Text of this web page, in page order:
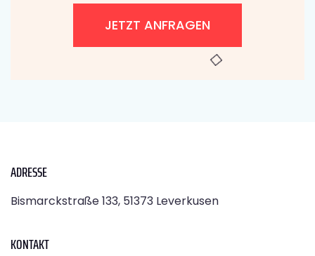
JETZT ANFRAGEN
ADRESSE
Bismarckstraße 133, 51373 Leverkusen
KONTAKT